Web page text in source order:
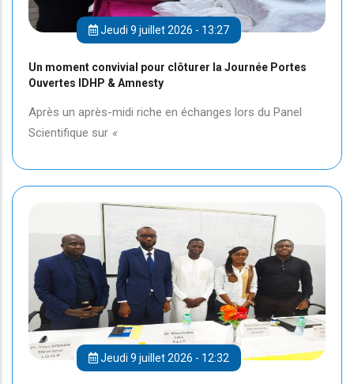
Jeudi 9 juillet 2026 - 13:27
Un moment convivial pour clôturer la Journée Portes
Ouvertes IDHP & Amnesty
Après un après-midi riche en échanges lors du Panel
Scientifique sur «
Jeudi 9 juillet 2026 - 12:32